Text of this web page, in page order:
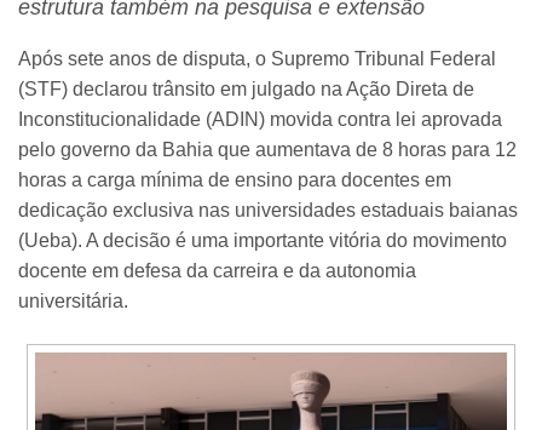
estrutura também na pesquisa e extensão
Após sete anos de disputa, o Supremo Tribunal Federal
(STF) declarou trânsito em julgado na Ação Direta de
Inconstitucionalidade (ADIN) movida contra lei aprovada
pelo governo da Bahia que aumentava de 8 horas para 12
horas a carga mínima de ensino para docentes em
dedicação exclusiva nas universidades estaduais baianas
(Ueba). A decisão é uma importante vitória do movimento
docente em defesa da carreira e da autonomia
universitária.